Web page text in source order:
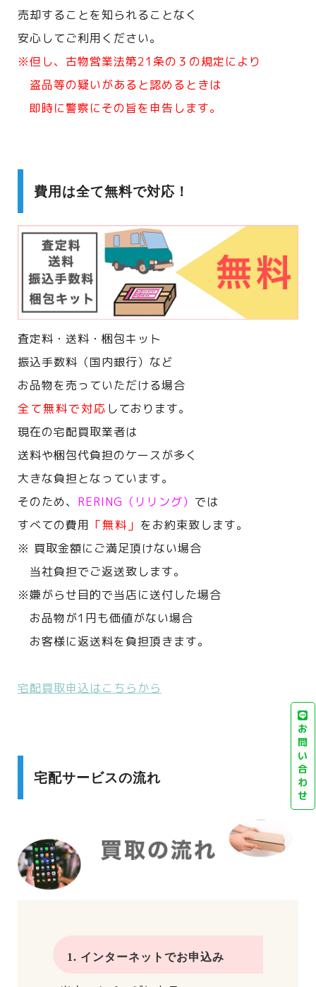
売却することを知られることなく
安心してご利用ください。
※但し、古物営業法第21条の３の規定により
盗品等の疑いがあると認めるときは
即時に警察にその旨を申告します。
費用は全て無料で対応！
査定料・送料・梱包キット
振込手数料（国内銀行）など
お品物を売っていただける場合
全て無料で対応 しております。
現在の宅配買取業者は
送料や梱包代負担のケースが多く
大きな負担となっています。
そのため、 RERING（リリング） では
すべての費用 「無料」 をお約束致します。
※ 買取金額にご満足頂けない場合
当社負担でご返送致します。
※嫌がらせ目的で当店に送付した場合
お品物が1円も価値がない場合
お客様に返送料を負担頂きます。
宅配買取申込はこちらから
宅配サービスの流れ
1. インターネットでお申込み
お
問
い
合
わ
せ